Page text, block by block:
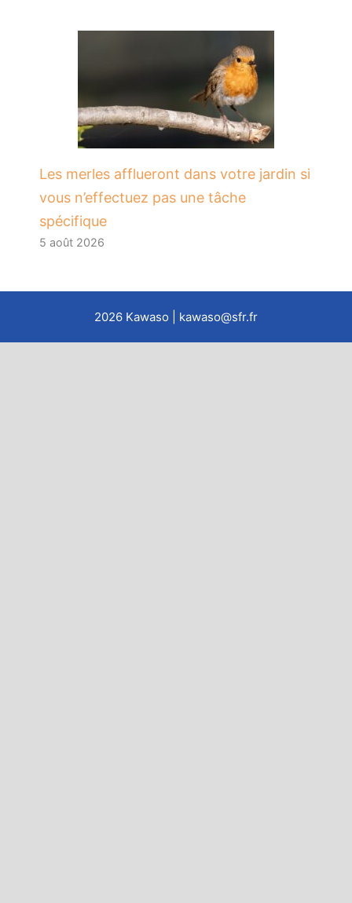
Les merles afflueront dans votre jardin si
vous n’effectuez pas une tâche
spécifique
5 août 2026
2026 Kawaso | kawaso@sfr.fr